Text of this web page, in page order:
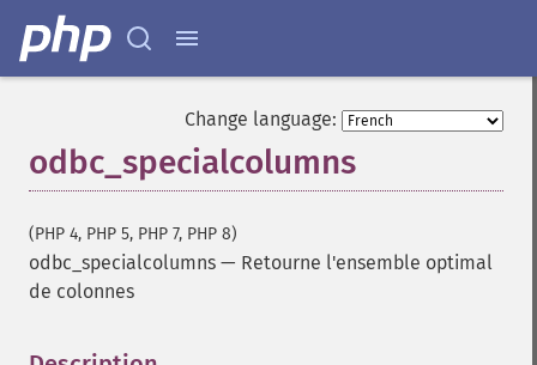
Change language:
odbc_specialcolumns
(PHP 4, PHP 5, PHP 7, PHP 8)
odbc_specialcolumns — Retourne l'ensemble optimal
de colonnes